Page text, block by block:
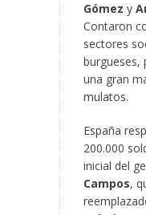
Gómez y
Contaron
sectores
burgueses,
una gran
mulatos.
España
200.000
inicial del
Campos,